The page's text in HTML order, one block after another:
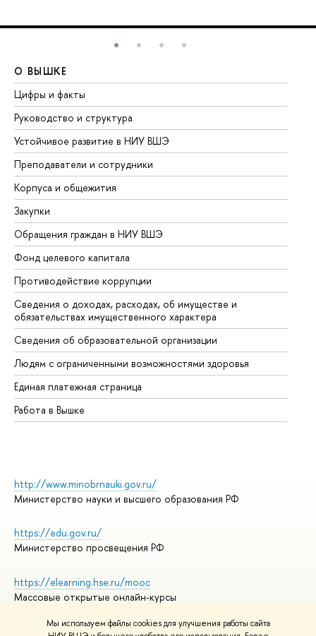
Мы используем файлы cookies для улучшения работы сайта
О ВЫШКЕ
Цифры и факты
Руководство и структура
Устойчивое развитие в НИУ ВШЭ
Преподаватели и сотрудники
Корпуса и общежития
Закупки
Обращения граждан в НИУ ВШЭ
Фонд целевого капитала
Противодействие коррупции
Сведения о доходах, расходах, об имуществе и
обязательствах имущественного характера
Сведения об образовательной организации
Людям с ограниченными возможностями здоровья
Единая платежная страница
Работа в Вышке
http://www.minobrnauki.gov.ru/
Министерство науки и высшего образования РФ
https://edu.gov.ru/
Министерство просвещения РФ
https://elearning.hse.ru/mooc
Массовые открытые онлайн-курсы